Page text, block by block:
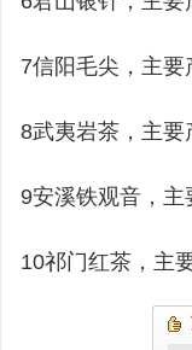
7信阳毛尖，主要
8武夷岩茶，主要
9安溪铁观音，
10祁门红茶，主